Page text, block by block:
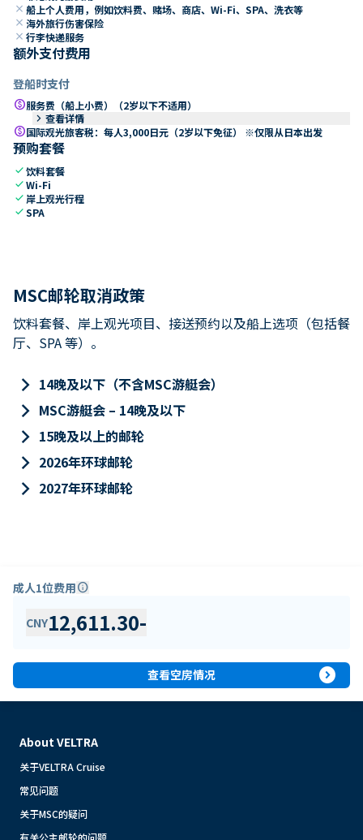
close 船上个人费用，例如饮料费、赌场、商店、Wi-Fi、SPA、洗衣等
close 海外旅行伤害保险
close 行李快递服务
额外支付费用
登船时支付
paid服务费（船上小费）（2岁以下不适用）
keyboard_arrow_right 查看详情
paid国际观光旅客税：每人3,000日元（2岁以下免征） ※仅限从日本出发
预购套餐
check饮料套餐
checkWi-Fi
check 岸上观光行程
checkSPA
MSC邮轮取消政策
饮料套餐、岸上观光项目、接送预约以及船上选项（包括餐
厅、SPA 等）。
keyboard_arrow_right 14晚及以下（不含MSC游艇会）
keyboard_arrow_right MSC游艇会 – 14晚及以下
keyboard_arrow_right 15晚及以上的邮轮
keyboard_arrow_right 2026年环球邮轮
keyboard_arrow_right 2027年环球邮轮
成人1位费用info
CNY12,611.30-
查看空房情况 expand_circle_right
About VELTRA
关于VELTRA Cruise
常见问题
关于MSC的疑问
有关公主邮轮的问题